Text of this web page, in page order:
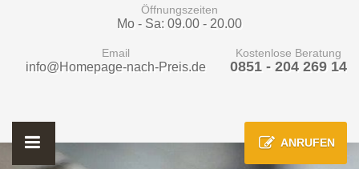
Öffnungszeiten
Mo - Sa: 09.00 - 20.00
Email
info@Homepage-nach-Preis.de
Kostenlose Beratung
0851 - 204 269 14
ANRUFEN